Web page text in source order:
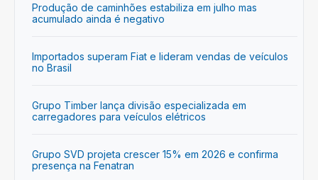
Produção de caminhões estabiliza em julho mas
acumulado ainda é negativo
Importados superam Fiat e lideram vendas de veículos
no Brasil
Grupo Timber lança divisão especializada em
carregadores para veículos elétricos
Grupo SVD projeta crescer 15% em 2026 e confirma
presença na Fenatran